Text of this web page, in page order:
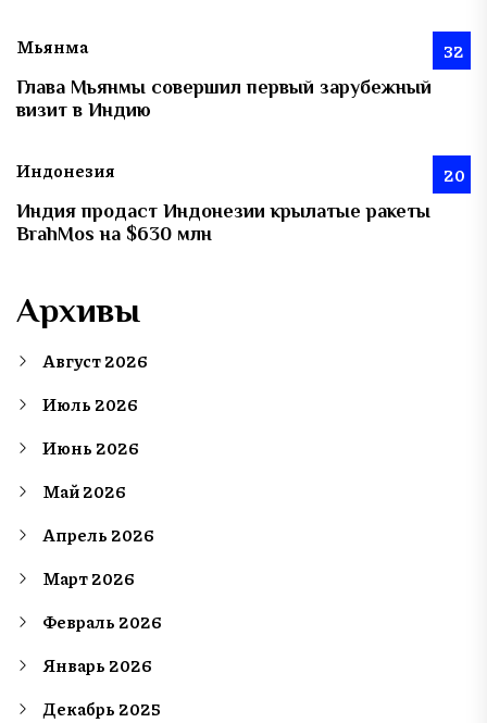
Мьянма 32
Глава Мьянмы совершил первый зарубежный
визит в Индию
Индонезия 20
Индия продаст Индонезии крылатые ракеты
BrahMos на $630 млн
Архивы
Август 2026
Июль 2026
Июнь 2026
Май 2026
Апрель 2026
Март 2026
Февраль 2026
Январь 2026
Декабрь 2025